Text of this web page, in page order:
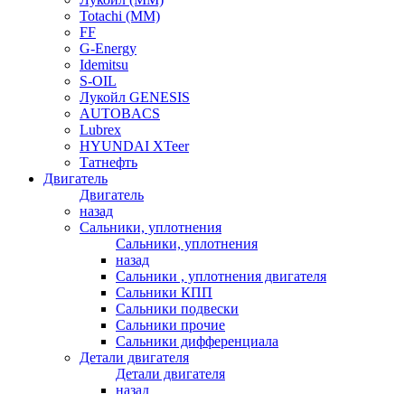
Totachi (MM)
FF
G-Energy
Idemitsu
S-OIL
Лукойл GENESIS
AUTOBACS
Lubrex
HYUNDAI XTeer
Татнефть
Двигатель
Двигатель
назад
Сальники, уплотнения
Сальники, уплотнения
назад
Сальники , уплотнения двигателя
Сальники КПП
Сальники подвески
Сальники прочие
Сальники дифференциала
Детали двигателя
Детали двигателя
назад